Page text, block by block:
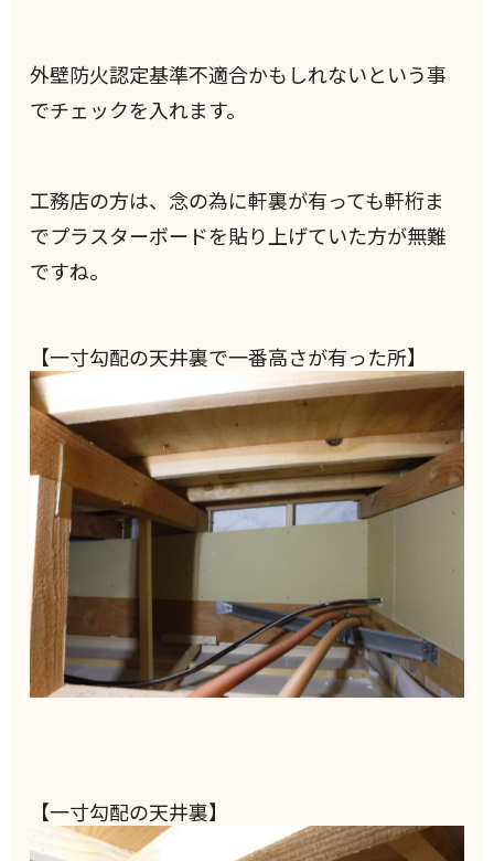
外壁防火認定基準不適合かもしれないという事
でチェックを入れます。
工務店の方は、念の為に軒裏が有っても軒桁ま
でプラスターボードを貼り上げていた方が無難
ですね。
【一寸勾配の天井裏で一番高さが有った所】
【一寸勾配の天井裏】